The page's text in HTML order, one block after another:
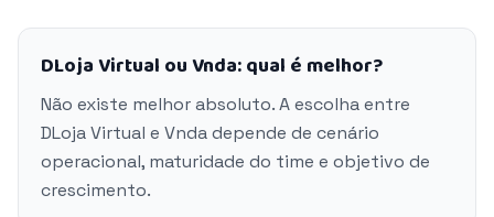
DLoja Virtual ou Vnda: qual é melhor?
Não existe melhor absoluto. A escolha entre
DLoja Virtual e Vnda depende de cenário
operacional, maturidade do time e objetivo de
crescimento.